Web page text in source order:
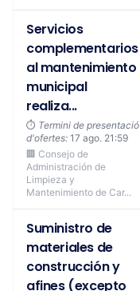
Servicios
complementarios
al mantenimiento
municipal
realiza...
⏱️ Termini de presentació
d'ofertes: 17 ago. 21:59
🏢 Consejo de
Administración de
Limpieza y
Mantenimiento de Car...
Suministro de
materiales de
construcción y
afines (excepto